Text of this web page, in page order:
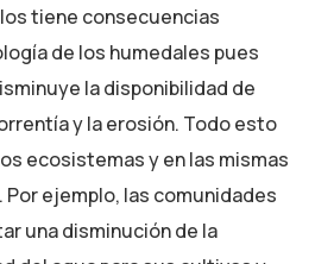
tiene consecuencias
de los humedales pues
la disponibilidad de
y la erosión. Todo esto
ecosistemas y en las mismas
ejemplo, las comunidades
una disminución de la